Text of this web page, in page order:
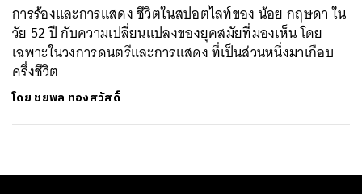
การร้องและการแสดง ชีวิตในสปอตไลท์ของ น้อย กฤษดา ใน
วัย 52 ปี กับความเปลี่ยนแปลงของยุคสมัยที่มองเห็น โดย
เฉพาะในวงการดนตรีและการแสดง ที่เป็นส่วนหนึ่งมาเกือบ
ครึ่งชีวิต
โดย ชยพล ทองสวัสดิ์